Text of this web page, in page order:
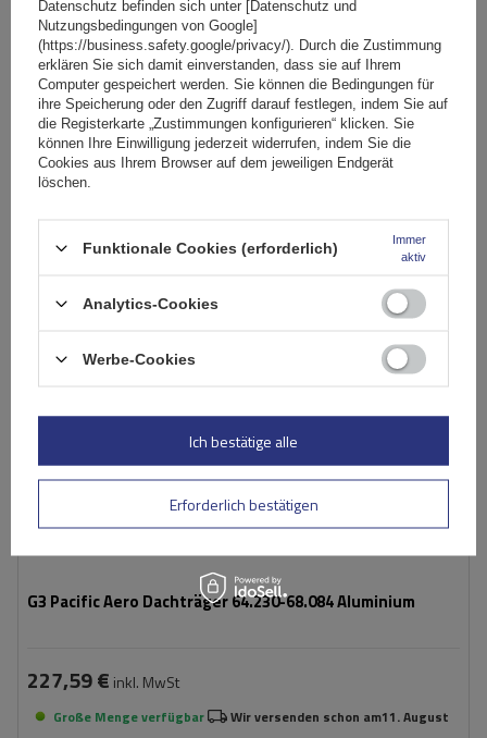
G3 Pacific Dachträger 65.130-68.084 Stahl
145,79 €inkl. MwSt
Große Menge verfügbar Wir versenden schon am11. August
In den
G3 Pacific Aero Dachträger 64.230-68.084 Aluminium
227,59 € inkl. MwSt
Große Menge verfügbar Wir versenden schon am11. August
Datenschutz befinden sich unter [Datenschutz und
Nutzungsbedingungen von Google]
(https://business.safety.google/privacy/). Durch die Zustimmung
erklären Sie sich damit einverstanden, dass sie auf Ihrem
Computer gespeichert werden. Sie können die Bedingungen für
ihre Speicherung oder den Zugriff darauf festlegen, indem Sie auf
die Registerkarte „Zustimmungen konfigurieren“ klicken. Sie
können Ihre Einwilligung jederzeit widerrufen, indem Sie die
Cookies aus Ihrem Browser auf dem jeweiligen Endgerät
löschen.
Funktionale Cookies (erforderlich)
Immer
aktiv
Analytics-Cookies
Werbe-Cookies
Erforderlich bestätigen
Ich bestätige alle